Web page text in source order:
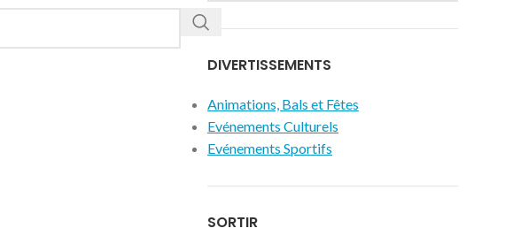
DIVERTISSEMENTS
Animations, Bals et Fêtes
Evénements Culturels
Evénements Sportifs
SORTIR